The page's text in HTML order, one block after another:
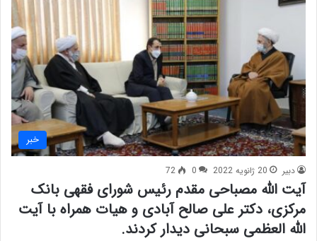
خبر
دبیر 20 ژانویه 2022 0
72
آیت الله مصباحی مقدم رئیس شورای فقهی بانک
مرکزی، دکتر علی صالح آبادی و هیات همراه با آیت
الله العظمی سبحانی دیدار کردند.